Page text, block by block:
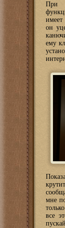
При
он
ему
мне
все